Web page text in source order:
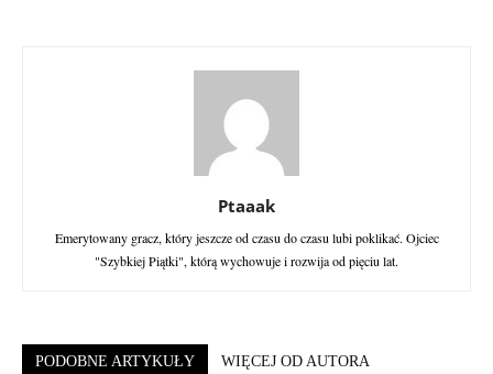
Ptaaak
Emerytowany gracz, który jeszcze od czasu do czasu lubi poklikać. Ojciec
"Szybkiej Piątki", którą wychowuje i rozwija od pięciu lat.
PODOBNE ARTYKUŁY WIĘCEJ OD AUTORA